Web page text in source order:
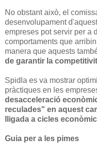
No obstant això, el
desenvolupament
empreses pot servir per a
comportaments que
manera que aquests
de garantir la
Spidla es va mostrar
pràctiques en les
desacceleració
reculades" en aquest
lligada a cicles
Guia per a les pimes